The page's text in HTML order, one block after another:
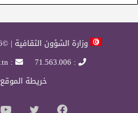
وزارة الشؤون الثقافية | ©2026 جميع الحقوق محفوظة
: 71.563.006
: contact.culture@mac.gov.tn
خريطة الموقع